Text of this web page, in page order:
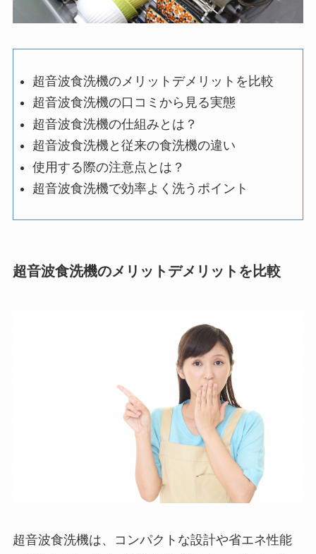
超音波食洗機のメリットデメリットを比較
超音波食洗機の口コミから見る実態
超音波食洗機の仕組みとは？
超音波食洗機と従来の食洗機の違い
使用する際の注意点とは？
超音波食洗機で効率よく洗うポイント
超音波食洗機のメリットデメリットを比較
超音波食洗機は、コンパクトな設計や省エネ性能